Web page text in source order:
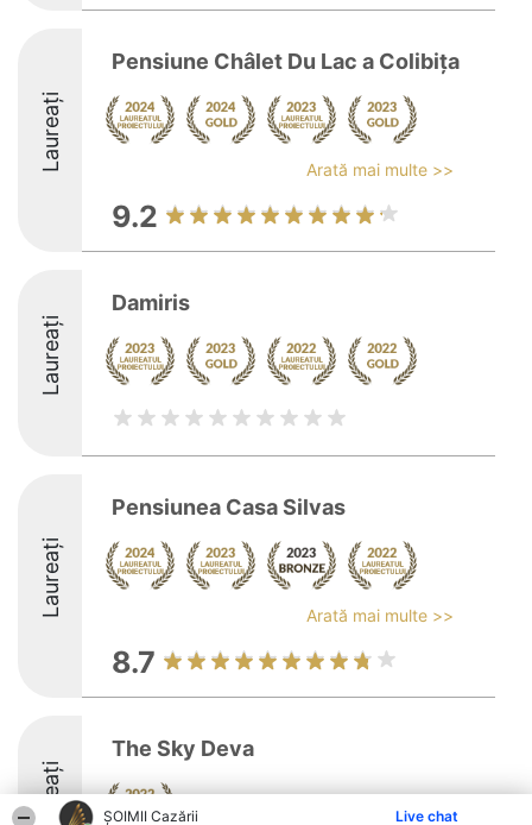
ȘOIMII Cazării Live chat
Laureați
Pensiune Châlet Du Lac a Colibița
Arată mai multe >>
9.2
Laureați
Damiris
Laureați
Pensiunea Casa Silvas
Arată mai multe >>
8.7
Laureați
The Sky Deva